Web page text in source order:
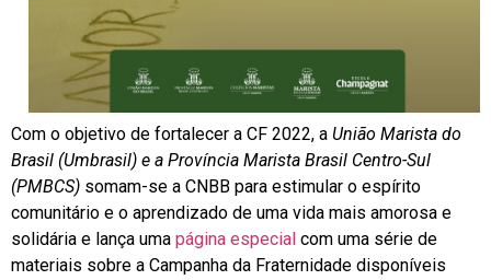
Com o objetivo de fortalecer a CF 2022, a União Marista do
Brasil (Umbrasil) e a Província Marista Brasil Centro-Sul
(PMBCS) somam-se a CNBB para estimular o espírito
comunitário e o aprendizado de uma vida mais amorosa e
solidária e lança uma página especial com uma série de
materiais sobre a Campanha da Fraternidade disponíveis